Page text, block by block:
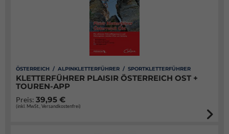
ÖSTERREICH / ALPINKLETTERFÜHRER / SPORTKLETTERFÜHRER
KLETTERFÜHRER PLAISIR ÖSTERREICH OST +
TOUREN-APP
Preis: 39,95 €
(inkl. MwSt., Versandkostenfrei)